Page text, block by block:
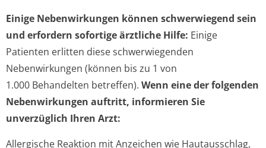
Einige Nebenwirkungen können schwerwiegend sein
und erfordern sofortige ärztliche Hilfe: Einige
Patienten erlitten diese schwerwiegenden
Nebenwirkungen (können bis zu 1 von
1.000 Behandelten betreffen). Wenn eine der folgenden
Nebenwirkungen auftritt, informieren Sie
unverzüglich Ihren Arzt:
Allergische Reaktion mit Anzeichen wie Hautausschlag,